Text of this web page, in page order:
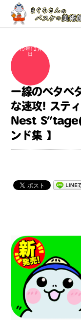
2019年12月17
日
一線のベタベ
な速攻! ステ
Nest S”tage(
ンド集 】